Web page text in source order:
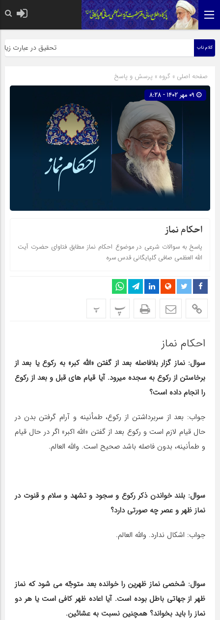
کلام ناب تحقیق در عبارت زیارت
صفحه اصلی » گروه » پرسش و پاسخ
احکام نماز
پاسخ به سوالات شرعی در موضوع احکام نماز مطابق فتاوای حضرت آیت
الله العظمی صافی گلپایگانی قدس سره
پ پ
احکام نماز
سوال: نماز گزار بلافاصله بعد از گفتن «الله کبر» به رکوع یا بعد از
برخاستن از رکوع به سجده میرود. آیا قیام های قبل و بعد از رکوع
را انجام داده است؟
جواب: بعد از سربرداشتن از رکوع، طمأنینه و آرام گرفتن بدن در
حال قیام لازم است و رکوع بعد از گفتن «الله اکبر» اگر در حال قیام
و طمأنینه، بدون فاصله باشد صحیح است. والله العالم.
سوال: بلند خواندن ذکر رکوع و سجود و تشهد و سلام و قنوت در
نماز ظهر و عصر چه صورتی دارد؟
جواب: اشکال ندارد. والله العالم.
سوال: شخصی نماز ظهرین را خوانده بعد متوجّه می شود که نماز
ظهر از جهاتی باطل بوده است. آیا اعاده ظهر کافی است یا هر دو
نماز را باید بخواند؟ همچنین نسبت به عشائین.